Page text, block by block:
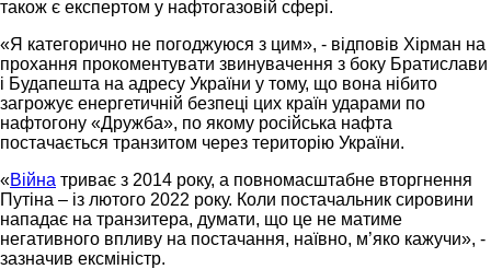
також є експертом у нафтогазовій сфері.
«Я категорично не погоджуюся з цим», - відповів Хірман на
прохання прокоментувати звинувачення з боку Братислави
і Будапешта на адресу України у тому, що вона нібито
загрожує енергетичній безпеці цих країн ударами по
нафтогону «Дружба», по якому російська нафта
постачається транзитом через територію України.
«Війна триває з 2014 року, а повномасштабне вторгнення
Путіна – із лютого 2022 року. Коли постачальник сировини
нападає на транзитера, думати, що це не матиме
негативного впливу на постачання, наївно, м’яко кажучи», -
зазначив ексміністр.